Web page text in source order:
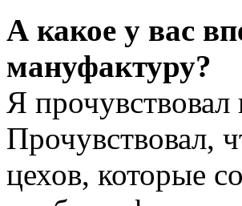
А какое у вас
мануфактуру?
Я прочувствовал
Прочувствовал,
цехов, которые